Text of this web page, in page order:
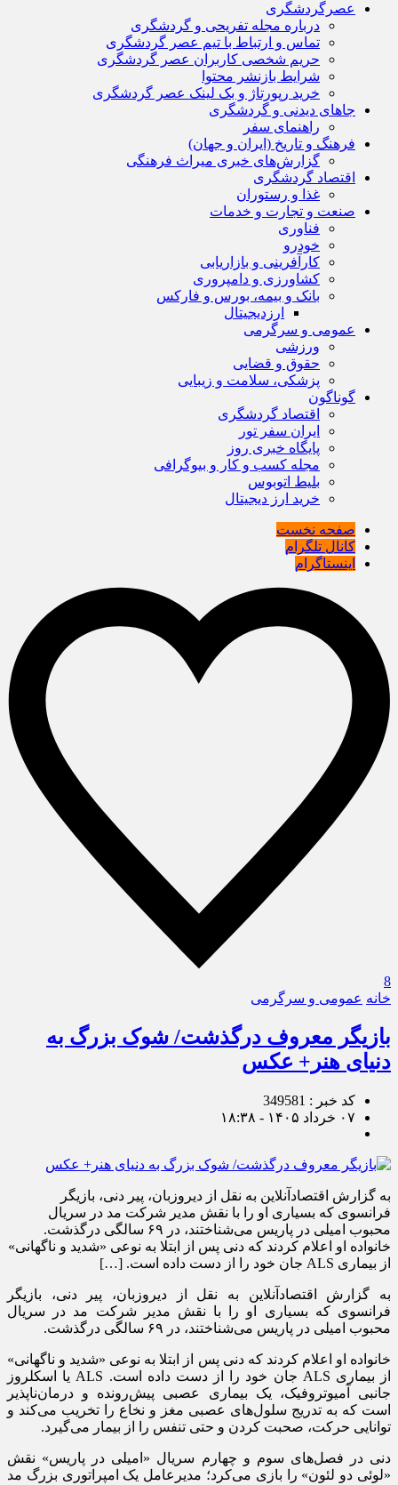
عصرگردشگری
درباره مجله تفریحی و گردشگری
تماس و ارتباط با تیم عصر گردشگری
حریم شخصی کاربران عصر گردشگری
شرایط بازنشر محتوا
خرید رپورتاژ و بک لینک عصر گردشگری
جاهای دیدنی و گردشگری
راهنمای سفر
فرهنگ و تاریخ (ایران و جهان)
گزارش‌های خبری میراث فرهنگی
اقتصاد گردشگری
غذا و رستوران
صنعت و تجارت و خدمات
فناوری
خودرو
کارآفرینی و بازاریابی
کشاورزی و دامپروری
بانک و بیمه، بورس و فارکس
ارزدیجیتال
عمومی و سرگرمی
ورزشی
حقوق و قضایی
پزشکی، سلامت و زیبایی
گوناگون
اقتصاد گردشگری
ایران سفر تور
پایگاه خبری روز
مجله کسب و کار و بیوگرافی
بلیط اتوبوس
خرید ارز دیجیتال
صفحه نخست
کانال تلگرام
اینستاگرام
8
خانه عمومی و سرگرمی
بازیگر معروف درگذشت/ شوک بزرگ به
دنیای هنر+ عکس
کد خبر : 349581
۰۷ خرداد ۱۴۰۵ - ۱۸:۳۸
به گزارش اقتصادآنلاین به نقل از دیروزبان، پیر دنی، بازیگر
فرانسوی که بسیاری او را با نقش مدیر شرکت مد در سریال
محبوب امیلی در پاریس می‌شناختند، در ۶۹ سالگی درگذشت.
خانواده او اعلام کردند که دنی پس از ابتلا به نوعی «شدید و ناگهانی»
از بیماری ALS جان خود را از دست داده است. […]
به گزارش اقتصادآنلاین به نقل از دیروزبان، پیر دنی، بازیگر
فرانسوی که بسیاری او را با نقش مدیر شرکت مد در سریال
محبوب امیلی در پاریس می‌شناختند، در ۶۹ سالگی درگذشت.
خانواده او اعلام کردند که دنی پس از ابتلا به نوعی «شدید و ناگهانی»
از بیماری ALS جان خود را از دست داده است. ALS یا اسکلروز
جانبی آمیوتروفیک، یک بیماری عصبی پیش‌رونده و درمان‌ناپذیر
است که به تدریج سلول‌های عصبی مغز و نخاع را تخریب می‌کند و
توانایی حرکت، صحبت کردن و حتی تنفس را از بیمار می‌گیرد.
دنی در فصل‌های سوم و چهارم سریال «امیلی در پاریس» نقش
«لوئی دو لئون» را بازی می‌کرد؛ مدیرعامل یک امپراتوری بزرگ مد